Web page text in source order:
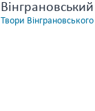
Твори Вінграновського